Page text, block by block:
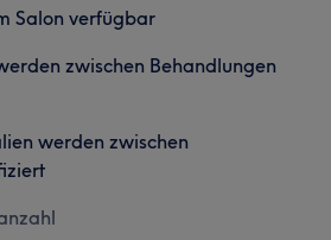
Salon verfügbar
zwischen Behandlungen
werden zwischen